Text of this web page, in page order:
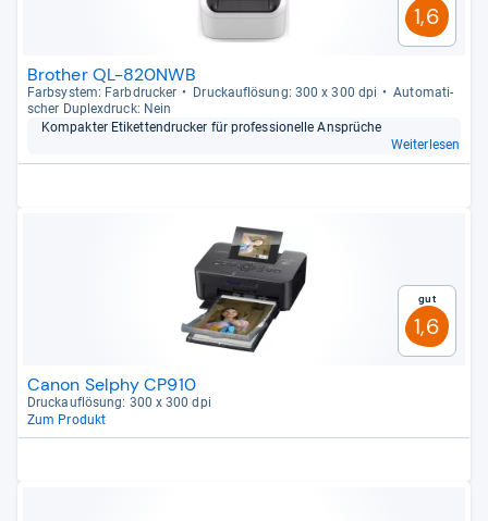
1,6
Brother QL-820NWB
Farb­sys­tem: Farb­dru­cker Druck­auf­lö­sung: 300 x 300 dpi
Auto­ma­ti­
scher Duplex­druck: Nein
Kom­pak­ter Eti­ket­ten­dru­cker für pro­fes­sio­nelle Ansprü­che
Weiterlesen
Gut
1,6
Canon Selphy CP910
Druck­auf­lö­sung: 300 x 300 dpi
Zum Produkt